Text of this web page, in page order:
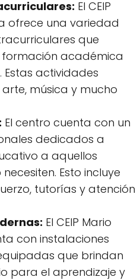
El CEIP
ofrece una variedad
que
académica
Estas actividades
música y mucho
El centro cuenta con un
dedicados a
a aquellos
Esto incluye
tutorías y atención
El CEIP Mario
con instalaciones
que brindan
para el aprendizaje y